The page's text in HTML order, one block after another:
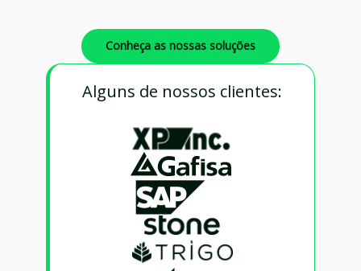
Conheça as nossas soluções
Alguns de nossos clientes: